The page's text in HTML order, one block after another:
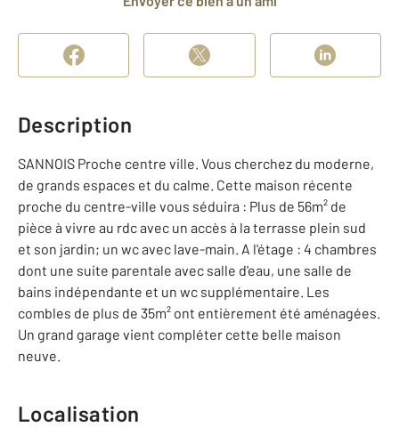
Description
SANNOIS Proche centre ville. Vous cherchez du moderne,
de grands espaces et du calme. Cette maison récente
proche du centre-ville vous séduira : Plus de 56m² de
pièce à vivre au rdc avec un accès à la terrasse plein sud
et son jardin; un wc avec lave-main. A l'étage : 4 chambres
dont une suite parentale avec salle d'eau, une salle de
bains indépendante et un wc supplémentaire. Les
combles de plus de 35m² ont entièrement été aménagées.
Un grand garage vient compléter cette belle maison
neuve.
Localisation